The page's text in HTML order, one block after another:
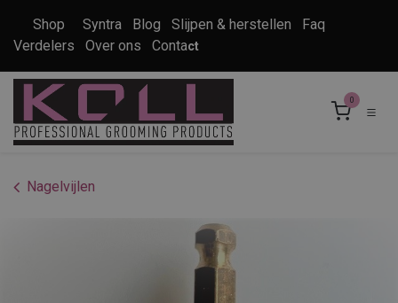
Shop Syntra Blog Slijpen & herstellen
Faq
Verdelers
Over ons Contact
0
Nagelvijlen